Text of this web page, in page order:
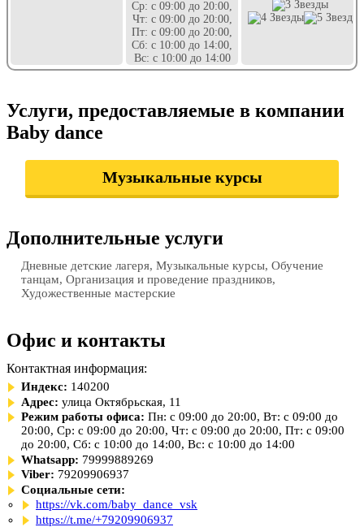
Ср: с 09:00 до 20:00,
Чт: с 09:00 до 20:00,
Пт: с 09:00 до 20:00,
Сб: с 10:00 до 14:00,
Вс: с 10:00 до 14:00
Услуги, предоставляемые в компании
Baby dance
Музыкальные курсы
Дополнительные услуги
Дневные детские лагеря, Музыкальные курсы, Обучение
танцам, Организация и проведение праздников,
Художественные мастерские
Офис и контакты
Контактная информация:
Индекс: 140200
Адрес: улица Октябрьская, 11
Режим работы офиса: Пн: с 09:00 до 20:00, Вт: с 09:00 до
20:00, Ср: с 09:00 до 20:00, Чт: с 09:00 до 20:00, Пт: с 09:00
до 20:00, Сб: с 10:00 до 14:00, Вс: с 10:00 до 14:00
Whatsapp: 79999889269
Viber: 79209906937
Социальные сети:
https://vk.com/baby_dance_vsk
https://t.me/+79209906937